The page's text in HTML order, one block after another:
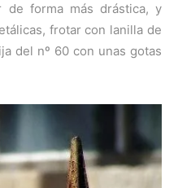
de forma más drástica, y
frotar con lanilla de
del nº 60 con unas gotas